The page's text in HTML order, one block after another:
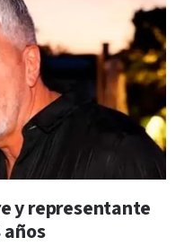
y representante
años